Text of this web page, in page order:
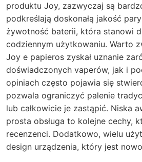
produktu Joy, zazwyczaj są
podkreślają doskonałą jakość
żywotność baterii, która stanowi
codziennym użytkowaniu. Warto
Joy e papieros zyskał uznanie
doświadczonych vaperów, jak i
opiniach często pojawia się
pozwala ograniczyć palenie
lub całkowicie je zastąpić. Niska
prosta obsługa to kolejne cechy,
recenzenci. Dodatkowo, wielu
design urządzenia, który jest